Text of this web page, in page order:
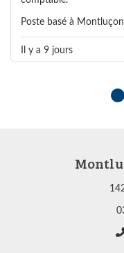
Poste basé à
Il y a 9 jours